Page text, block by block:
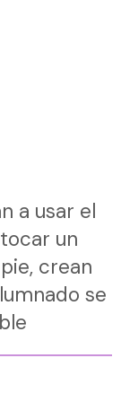
a usar el
un
crean
se